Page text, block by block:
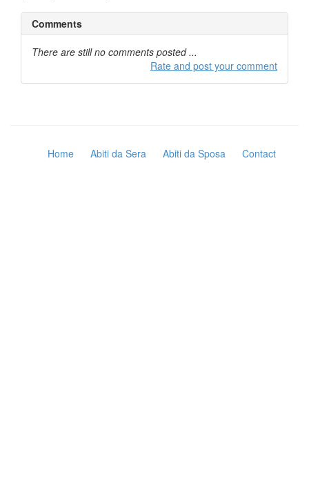
Comments
There are still no comments posted ...
Rate and post your comment
Home Abiti da Sera Abiti da Sposa Contact